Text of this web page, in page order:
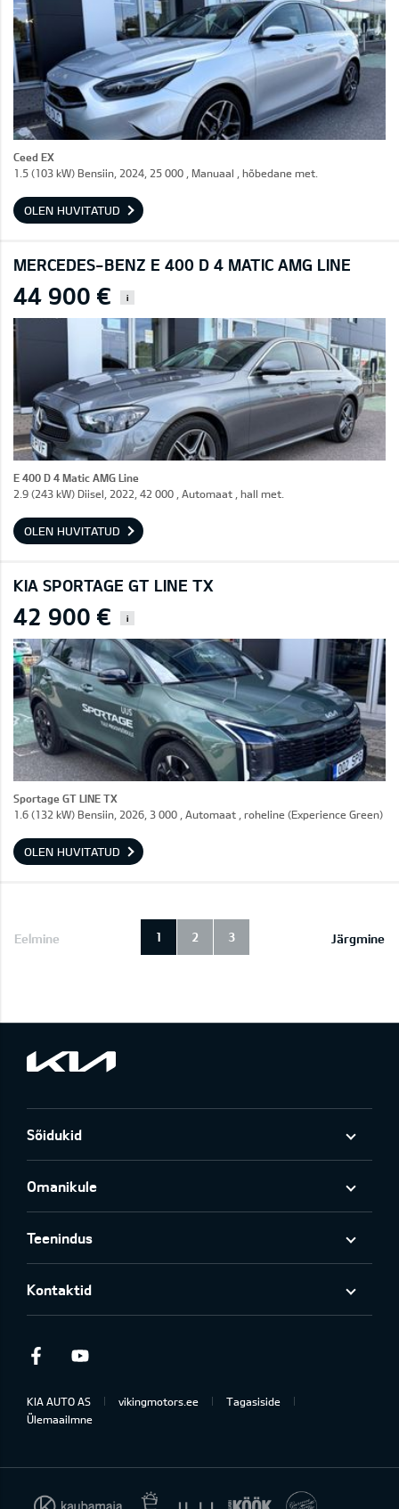
Ceed EX
1.5 (103 kW) Bensiin, 2024, 25 000 , Manuaal , hõbedane met.
OLEN HUVITATUD
MERCEDES-BENZ E 400 D 4 MATIC AMG LINE
44 900 € i
E 400 D 4 Matic AMG Line
2.9 (243 kW) Diisel, 2022, 42 000 , Automaat , hall met.
OLEN HUVITATUD
KIA SPORTAGE GT LINE TX
42 900 € i
Sportage GT LINE TX
1.6 (132 kW) Bensiin, 2026, 3 000 , Automaat , roheline (Experience Green)
OLEN HUVITATUD
Eelmine Järgmine
1 2 3
Sõidukid
Omanikule
Teenindus
Kontaktid
Facebook
KIA AUTO AS vikingmotors.ee
Tagasiside
Ülemaailmne